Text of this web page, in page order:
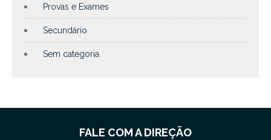
Provas e Exames
Secundário
Sem categoria
FALE COM A DIREÇÃO